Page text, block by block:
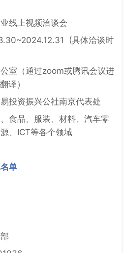
线上视频洽谈会
(具体洽谈时
室（通过zoom或腾讯会议进
译）
投资振兴公社南京代表处
食品、服装、材料、汽车零
、ICT等各个领域
单